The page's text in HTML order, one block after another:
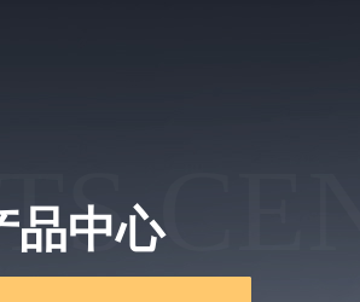
品中心